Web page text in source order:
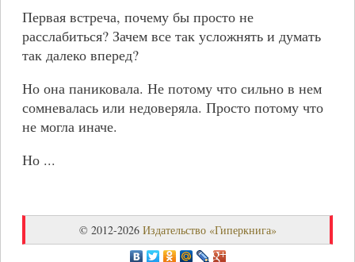
Первая встреча, почему бы просто не
расслабиться? Зачем все так усложнять и думать
так далеко вперед?
Но она паниковала. Не потому что сильно в нем
сомневалась или недоверяла. Просто потому что
не могла иначе.
Но ...
© 2012-2026 Издательство «Гиперкнига»